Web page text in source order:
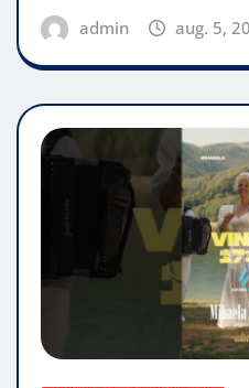
admin aug. 5,